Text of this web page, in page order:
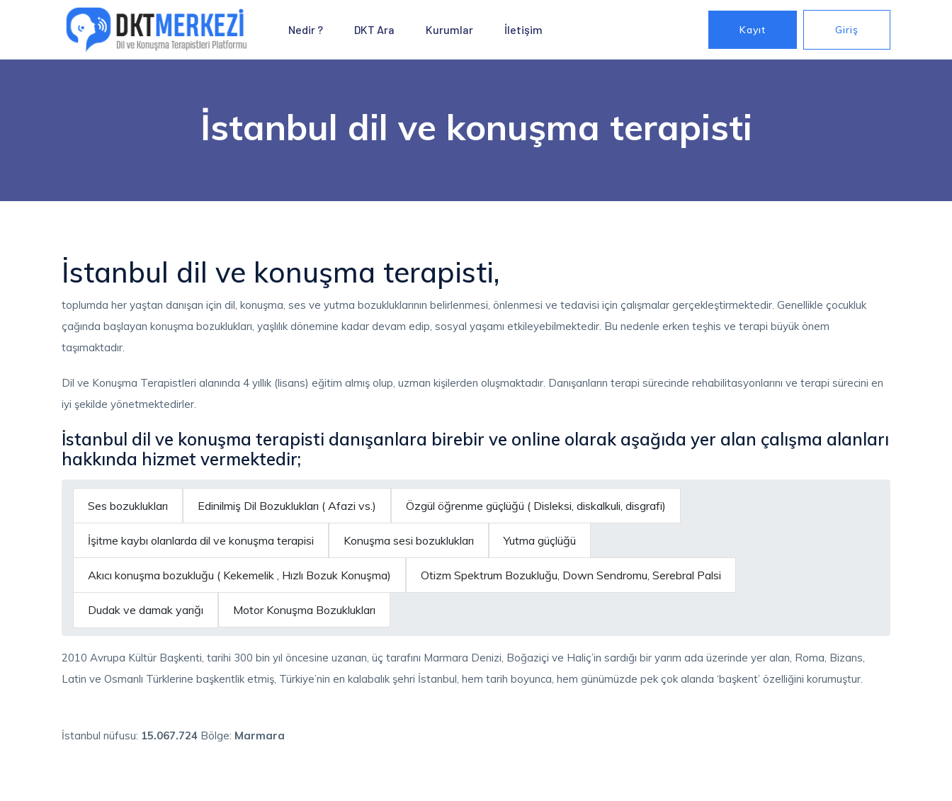
Nedir ? DKT Ara Kurumlar İletişim Kayıt Giriş
İstanbul dil ve konuşma terapisti
İstanbul dil ve konuşma terapisti,
toplumda her yaştan danışan için dil, konuşma, ses ve yutma bozukluklarının belirlenmesi, önlenmesi ve tedavisi için çalışmalar gerçekleştirmektedir. Genellikle çocukluk
çağında başlayan konuşma bozuklukları, yaşlılık dönemine kadar devam edip, sosyal yaşamı etkileyebilmektedir. Bu nedenle erken teşhis ve terapi büyük önem
taşımaktadır.
Dil ve Konuşma Terapistleri alanında 4 yıllık (lisans) eğitim almış olup, uzman kişilerden oluşmaktadır. Danışanların terapi sürecinde rehabilitasyonlarını ve terapi sürecini en
iyi şekilde yönetmektedirler.
İstanbul dil ve konuşma terapisti danışanlara birebir ve online olarak aşağıda yer alan çalışma alanları
hakkında hizmet vermektedir;
Ses bozuklukları Edinilmiş Dil Bozuklukları ( Afazi vs.) Özgül öğrenme güçlüğü ( Disleksi, diskalkuli, disgrafi)
İşitme kaybı olanlarda dil ve konuşma terapisi Konuşma sesi bozuklukları Yutma güçlüğü
Akıcı konuşma bozukluğu ( Kekemelik , Hızlı Bozuk Konuşma) Otizm Spektrum Bozukluğu, Down Sendromu, Serebral Palsi
Dudak ve damak yarığı Motor Konuşma Bozuklukları
2010 Avrupa Kültür Başkenti, tarihi 300 bin yıl öncesine uzanan, üç tarafını Marmara Denizi, Boğaziçi ve Haliç’in sardığı bir yarım ada üzerinde yer alan, Roma, Bizans,
Latin ve Osmanlı Türklerine başkentlik etmiş, Türkiye’nin en kalabalık şehri İstanbul, hem tarih boyunca, hem günümüzde pek çok alanda ‘başkent’ özelliğini korumuştur.
İstanbul nüfusu: 15.067.724 Bölge: Marmara